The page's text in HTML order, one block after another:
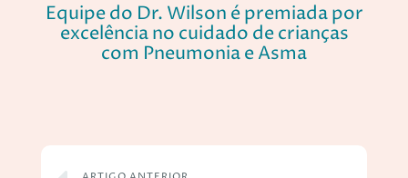
Equipe do Dr. Wilson é premiada por
excelência no cuidado de crianças
com Pneumonia e Asma